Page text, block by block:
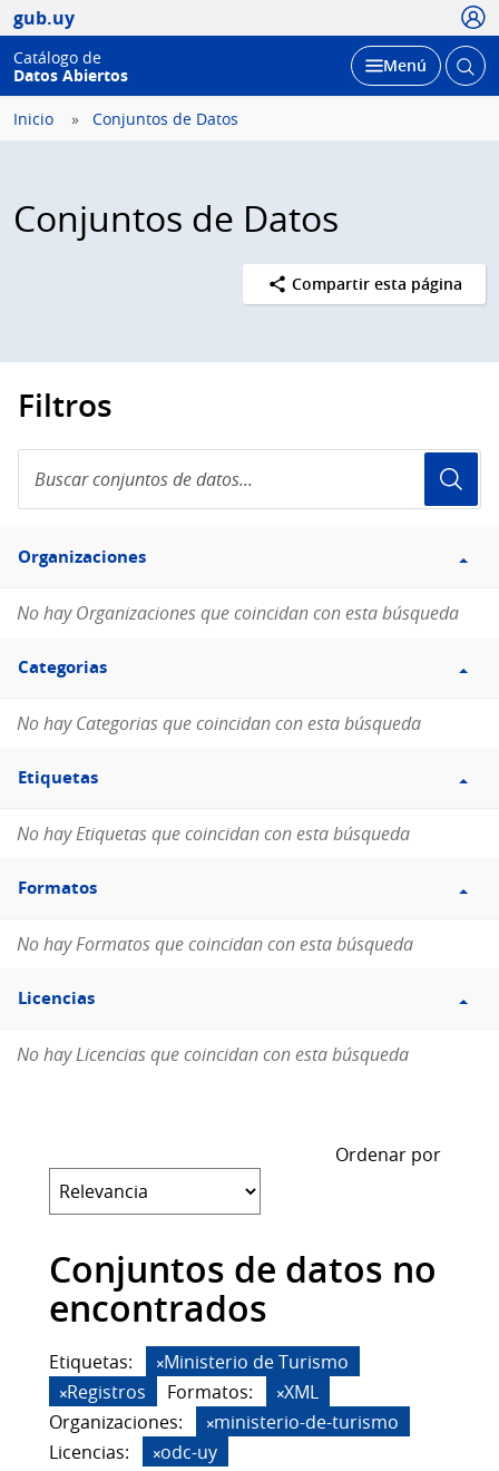
gub.uy
Catálogo de
Datos Abiertos
Desplegar
Menú Abrir
Inicio Conjuntos de Datos
Conjuntos de Datos
Compartir esta página
Filtros
conjuntos
de
Filtro
Organizaciones
Organizaciones
No hay Organizaciones que coincidan con esta búsqueda
Filtro
Categorias
Categorias
No hay Categorias que coincidan con esta búsqueda
Filtro
Etiquetas
Etiquetas
No hay Etiquetas que coincidan con esta búsqueda
Filtro
Formatos
Formatos
No hay Formatos que coincidan con esta búsqueda
Filtro
Licencias
Licencias
No hay Licencias que coincidan con esta búsqueda
Ordenar por
Conjuntos de datos no
encontrados
Etiquetas:
Ministerio de Turismo
Registros
Formatos:
XML
Organizaciones:
ministerio-de-turismo
Licencias:
odc-uy